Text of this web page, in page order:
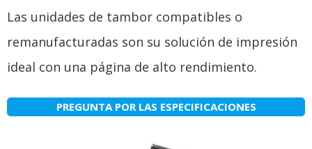
Las unidades de tambor compatibles o
remanufacturadas son su solución de impresión
ideal con una página de alto rendimiento.
PREGUNTA POR LAS ESPECIFICACIONES